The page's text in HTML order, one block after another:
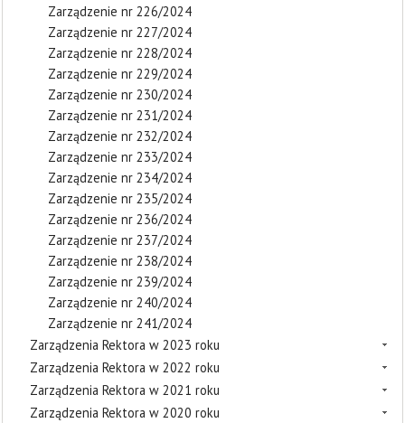
Zarządzenie nr 226/2024
Zarządzenie nr 227/2024
Zarządzenie nr 228/2024
Zarządzenie nr 229/2024
Zarządzenie nr 230/2024
Zarządzenie nr 231/2024
Zarządzenie nr 232/2024
Zarządzenie nr 233/2024
Zarządzenie nr 234/2024
Zarządzenie nr 235/2024
Zarządzenie nr 236/2024
Zarządzenie nr 237/2024
Zarządzenie nr 238/2024
Zarządzenie nr 239/2024
Zarządzenie nr 240/2024
Zarządzenie nr 241/2024
Zarządzenia Rektora w 2023 roku
Zarządzenia Rektora w 2022 roku
Zarządzenia Rektora w 2021 roku
Zarządzenia Rektora w 2020 roku